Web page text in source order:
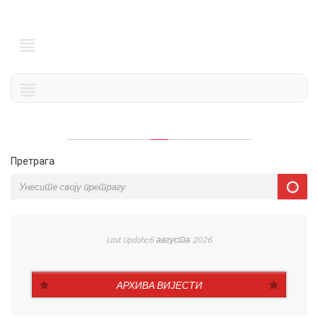
Претрага
Last Update:6 августа 2026
АРХИВА ВИЈЕСТИ